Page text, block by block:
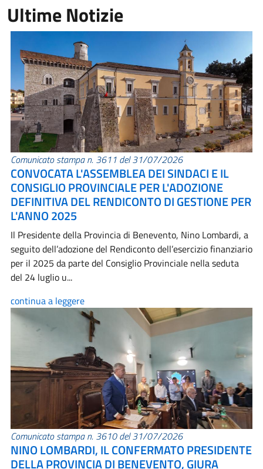
Ultime Notizie
Comunicato stampa n. 3611 del 31/07/2026
CONVOCATA L'ASSEMBLEA DEI SINDACI E IL
CONSIGLIO PROVINCIALE PER L'ADOZIONE
DEFINITIVA DEL RENDICONTO DI GESTIONE PER
L'ANNO 2025
Il Presidente della Provincia di Benevento, Nino Lombardi, a
seguito dell’adozione del Rendiconto dell’esercizio finanziario
per il 2025 da parte del Consiglio Provinciale nella seduta
del 24 luglio u...
continua a leggere
Comunicato stampa n. 3610 del 31/07/2026
NINO LOMBARDI, IL CONFERMATO PRESIDENTE
DELLA PROVINCIA DI BENEVENTO, GIURA